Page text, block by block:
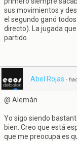
sus movimientos y
el segundo ganó
directo). La jugada
partido.
Abel Rojas ·
@ Alemán
Yo sigo siendo
bien. Creo que está
que me preocupa es